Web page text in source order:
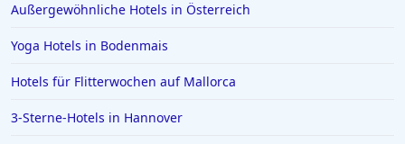
Außergewöhnliche Hotels in Österreich
Yoga Hotels in Bodenmais
Hotels für Flitterwochen auf Mallorca
3-Sterne-Hotels in Hannover